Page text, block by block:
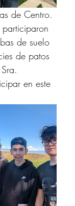
de Centro.
de suelo
de patos
en este